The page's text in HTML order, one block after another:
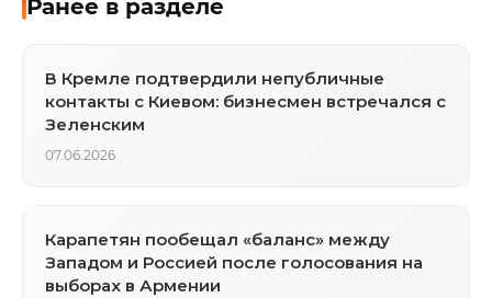
Ранее в разделе
В Кремле подтвердили непубличные
контакты с Киевом: бизнесмен встречался с
Зеленским
07.06.2026
Карапетян пообещал «баланс» между
Западом и Россией после голосования на
выборах в Армении